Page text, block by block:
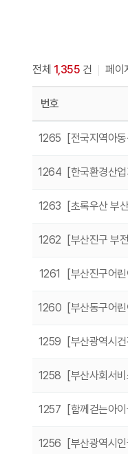
전체 1,355 건 페이
번호
1265 [전국지역아
1264 [한국환경산
1263 [초록우산 부
1262 [부산진구 부
1261 [부산진구어
1260 [부산동구어
1259 [부산광역시
1258 [부산사회서
1257 [함께걷는아
1256 [부산광역시